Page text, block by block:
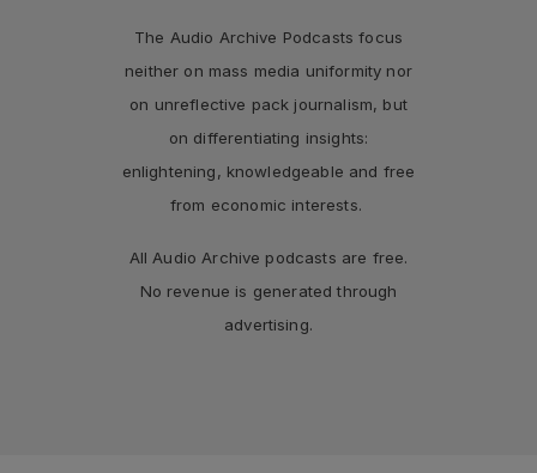
The Audio Archive Podcasts focus
neither on mass media uniformity nor
on unreflective pack journalism, but
on differentiating insights:
enlightening, knowledgeable and free
from economic interests.
All Audio Archive podcasts are free.
No revenue is generated through
advertising.